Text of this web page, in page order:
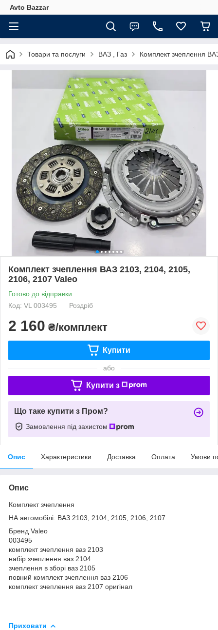
Avto Bazzar
Товари та послуги ВАЗ , Газ Комплект зчеплення
Комплект зчеплення ВАЗ 2103, 2104, 2105,
2106, 2107 Valeo
Готово до відправки
Код: VL 003495
Роздріб
2 160 ₴/комплект
Купити
або
Купити з
Що таке купити з Пром?
Замовлення під захистом
Опис Характеристики Доставка Оплата Умови
Опис
Комплект зчеплення
НА автомобілі: ВАЗ 2103, 2104, 2105, 2106, 2107
Бренд Valeo
003495
комплект зчеплення ваз 2103
набір зчеплення ваз 2104
зчеплення в зборі ваз 2105
повний комплект зчеплення ваз 2106
комплект зчеплення ваз 2107 оригінал
Приховати